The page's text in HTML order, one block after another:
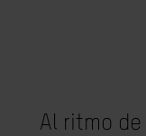
Al ritmo